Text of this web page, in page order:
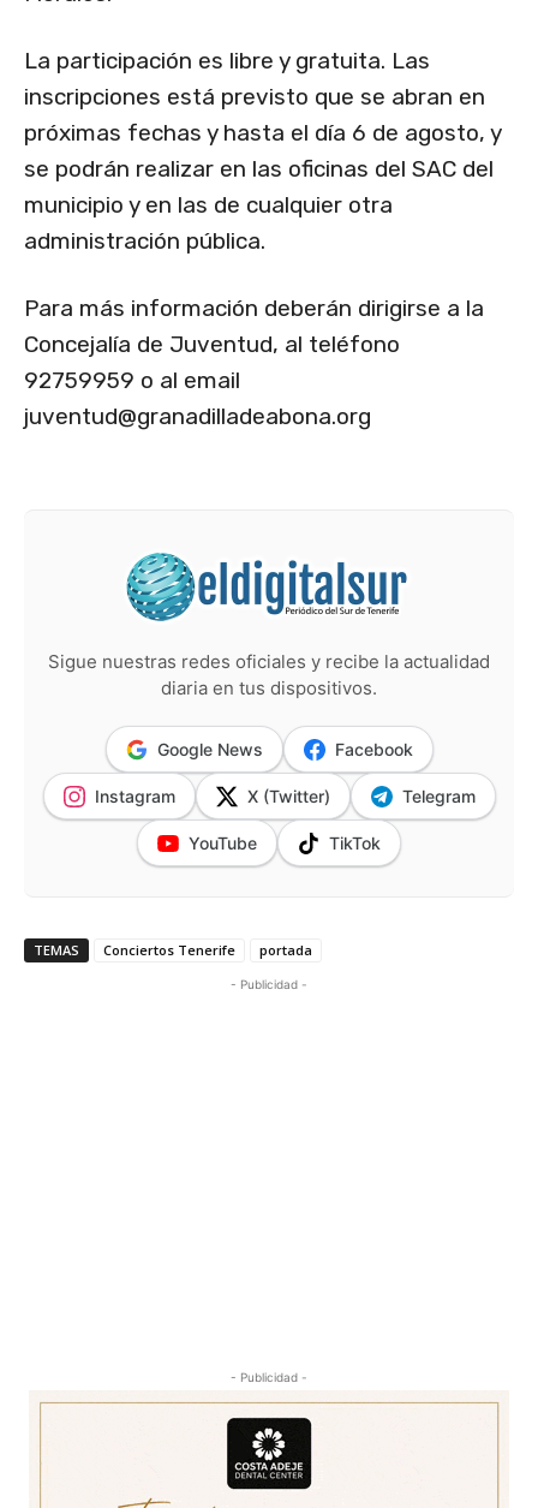
La participación es libre y gratuita. Las
inscripciones está previsto que se abran en
próximas fechas y hasta el día 6 de agosto, y
se podrán realizar en las oficinas del SAC del
municipio y en las de cualquier otra
administración pública.
Para más información deberán dirigirse a la
Concejalía de Juventud, al teléfono
92759959 o al email
juventud@granadilladeabona.org
Sigue nuestras redes oficiales y recibe la actualidad
diaria en tus dispositivos.
Google News Facebook
Instagram X (Twitter) Telegram
YouTube TikTok
TEMAS Conciertos Tenerife portada
- Publicidad -
- Publicidad -